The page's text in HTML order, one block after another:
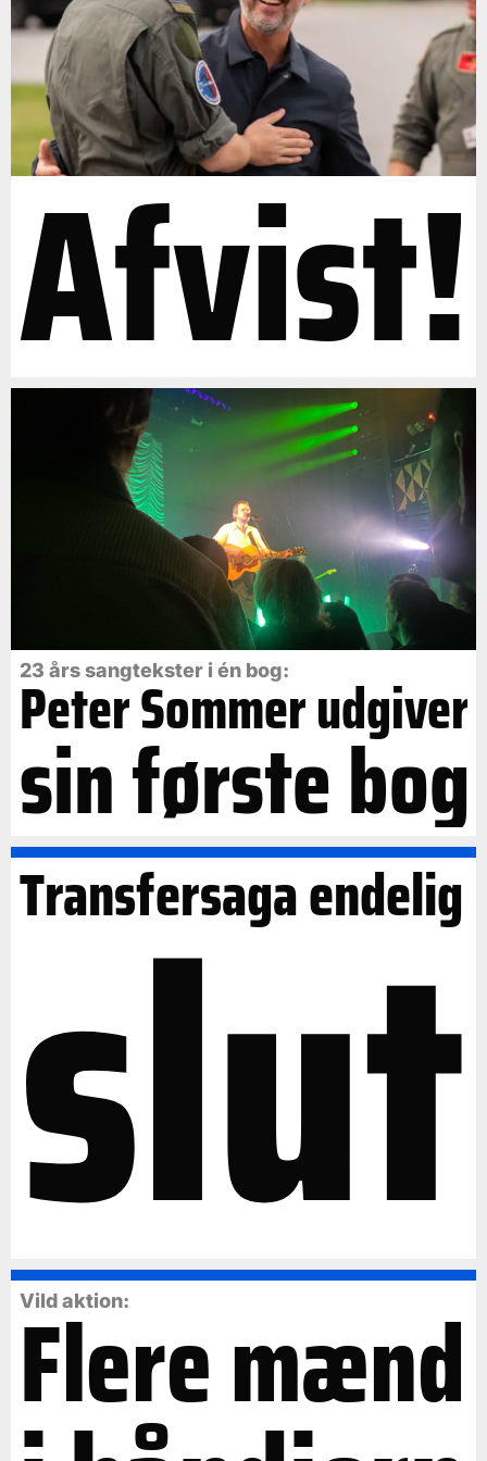
Afvist!
23 års sangtekster i én bog:
Peter Sommer udgiver
sin første bog
Transfersaga endelig
slut
Vild aktion:
Flere mænd